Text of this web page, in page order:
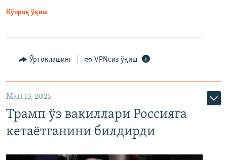
Кўпроқ ўқиш
Ўртоқлашинг VPNсиз ўқиш
Mart 13, 2025
Трамп ўз вакиллари Россияга
кетаётганини билдирди